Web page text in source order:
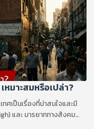
หมาะสมหรือเปล่า?
ทศเป็นเรื่องที่น่าสนใจและมี
และ มารยาททางสังคม